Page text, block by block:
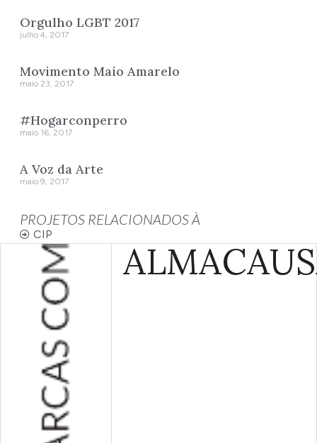
Orgulho LGBT 2017
julho 4, 2017
Movimento Maio Amarelo
maio 23, 2017
#Hogarconperro
maio 16, 2017
A Voz da Arte
maio 9, 2017
PROJETOS RELACIONADOS À
CIP
ALMA